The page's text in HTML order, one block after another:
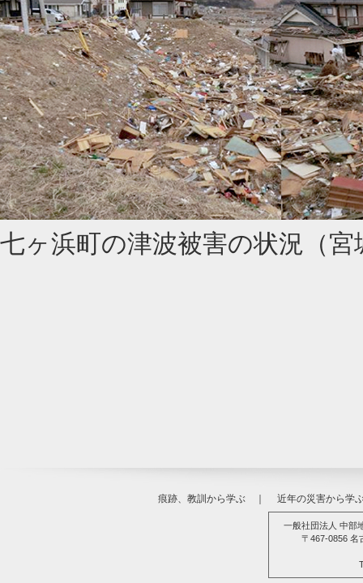
七ヶ浜町の津波被害の状況（宮
痕跡、教訓から学ぶ ｜ 近年の災害から学
一般社団法人 中部
〒467-0856 名